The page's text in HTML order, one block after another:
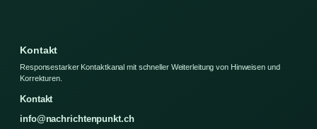
Kontakt
Responsestarker Kontaktkanal mit schneller Weiterleitung von Hinweisen und
Korrekturen.
Kontakt
info@nachrichtenpunkt.ch